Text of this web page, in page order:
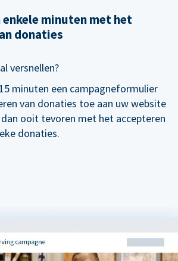
enkele minuten met het
donaties
versnellen?
minuten een campagneformulier
van donaties toe aan uw website
dan ooit tevoren met het accepteren
donaties.